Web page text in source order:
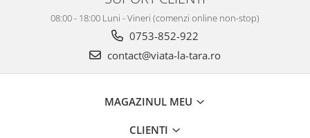
08:00 - 18:00 Luni - Vineri (comenzi online non-stop)
0753-852-922
contact@viata-la-tara.ro
MAGAZINUL MEU
CLIENTI